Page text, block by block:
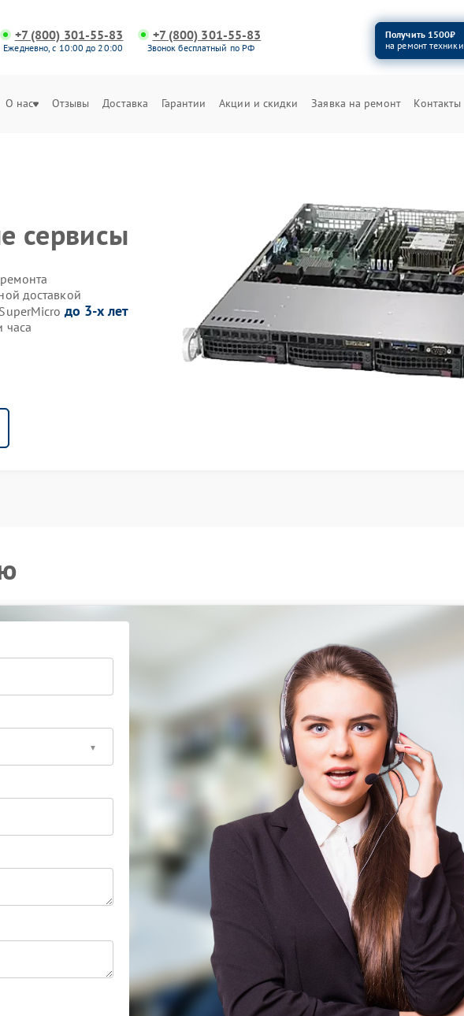
+7 (800) 301-55-83
Ежедневно, с 10:00 до 20:00
+7 (800) 301-55-83
Звонок бесплатный по РФ
Получить 1500₽
на ремонт техники
О нас Отзывы Доставка Гарантии Акции и скидки Заявка на ремонт Контакты
сервисы
доставкой
до 3-х лет
часа